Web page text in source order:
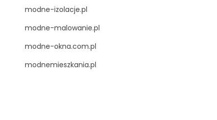
modne-izolacje.pl
modne-malowanie.pl
modne-okna.com.pl
modnemieszkania.pl